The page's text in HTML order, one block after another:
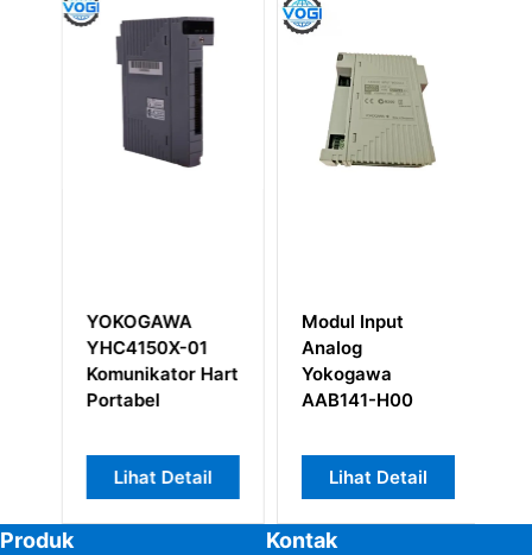
YOKOGAWA
YHC4150X-01
Komunikator Hart
Portabel
Lihat Detail
Modul Input
Analog
Yokogawa
AAB141-H00
Lihat Detail
Produk Kontak